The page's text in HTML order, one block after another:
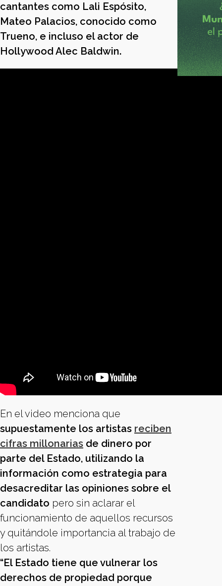
cantantes como Lali Espósito,
Mateo Palacios, conocido como
Trueno, e incluso el actor de
Hollywood Alec Baldwin.
En el video menciona que
supuestamente los artistas reciben
cifras millonarias de dinero por
parte del Estado, utilizando la
información como estrategia para
desacreditar las opiniones sobre el
candidato pero sin aclarar el
funcionamiento de aquellos recursos
y quitándole importancia al trabajo de
los artistas.
“El Estado tiene que vulnerar los
derechos de propiedad porque